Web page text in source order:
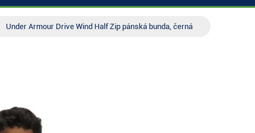
Under Armour Drive Wind Half Zip pánská bunda, černá